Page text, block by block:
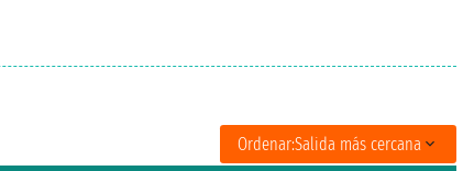
Ordenar:Salida más cercana